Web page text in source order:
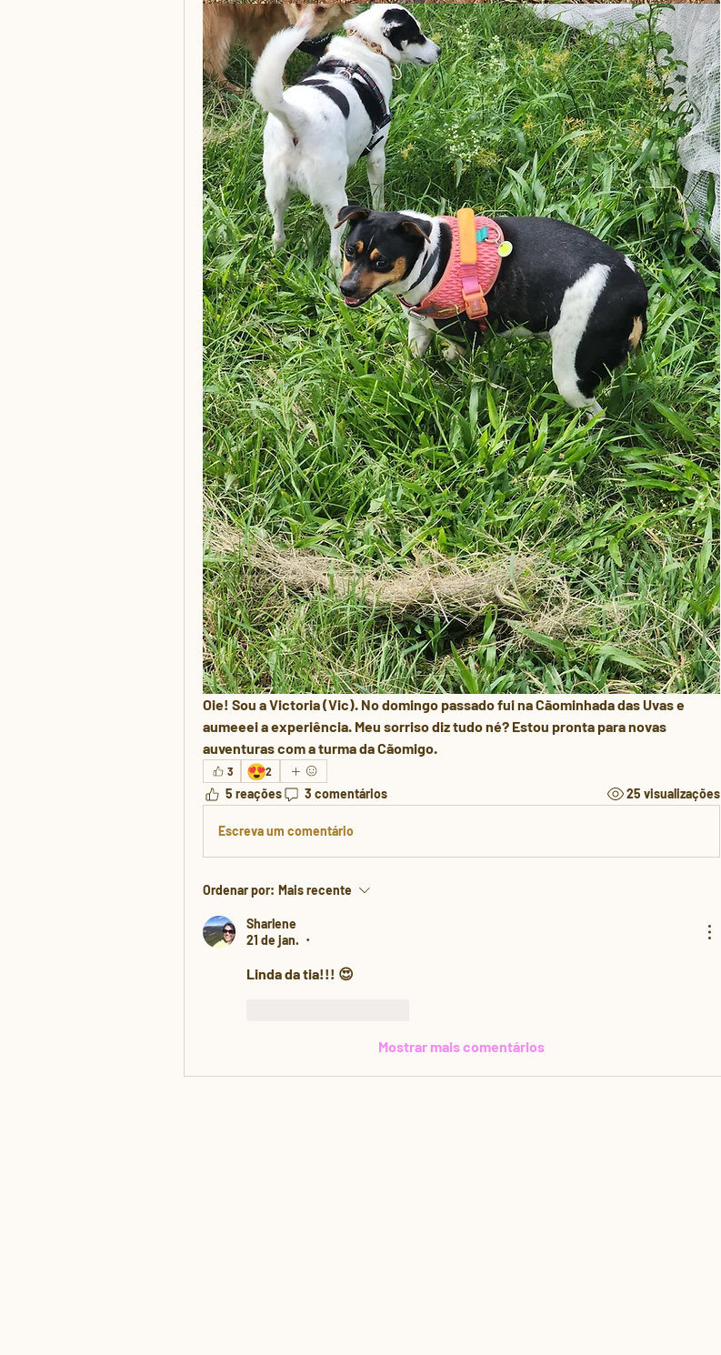
Oie! Sou a Victoria (Vic). No domingo passado fui na Cãominhada das Uvas e
aumeeei a experiência. Meu sorriso diz tudo né? Estou pronta para novas
auventuras com a turma da Cãomigo.
3 😍2
5 reações 3 comentários 25 visualizações
Escreva um comentário
Ordenar por: Mais recente
Sharlene
21 de jan.
•
Linda da tia!!! 😍
Mostrar mais comentários